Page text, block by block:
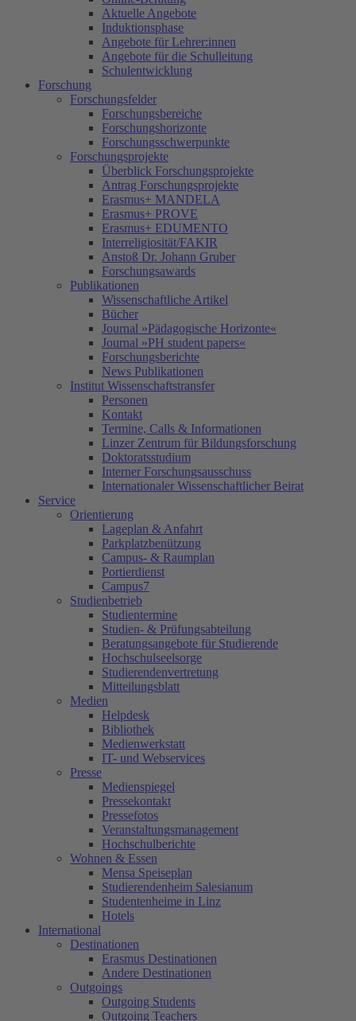
Aktuelle Angebote
Induktionsphase
Angebote für Lehrer:innen
Angebote für die Schulleitung
Schulentwicklung
Forschung
Forschungsfelder
Forschungsbereiche
Forschungshorizonte
Forschungsschwerpunkte
Forschungsprojekte
Überblick Forschungsprojekte
Antrag Forschungsprojekte
Erasmus+ MANDELA
Erasmus+ PROVE
Erasmus+ EDUMENTO
Interreligiosität/FAKIR
Anstoß Dr. Johann Gruber
Forschungsawards
Publikationen
Wissenschaftliche Artikel
Bücher
Journal »Pädagogische Horizonte«
Journal »PH student papers«
Forschungsberichte
News Publikationen
Institut Wissenschaftstransfer
Personen
Kontakt
Termine, Calls & Informationen
Linzer Zentrum für Bildungsforschung
Doktoratsstudium
Interner Forschungsausschuss
Internationaler Wissenschaftlicher Beirat
Service
Orientierung
Lageplan & Anfahrt
Parkplatzbenützung
Campus- & Raumplan
Portierdienst
Campus7
Studienbetrieb
Studientermine
Studien- & Prüfungsabteilung
Beratungsangebote für Studierende
Hochschulseelsorge
Studierendenvertretung
Mitteilungsblatt
Medien
Helpdesk
Bibliothek
Medienwerkstatt
IT- und Webservices
Presse
Medienspiegel
Pressekontakt
Pressefotos
Veranstaltungsmanagement
Hochschulberichte
Wohnen & Essen
Mensa Speiseplan
Studierendenheim Salesianum
Studentenheime in Linz
Hotels
International
Destinationen
Erasmus Destinationen
Andere Destinationen
Outgoings
Outgoing Students
Outgoing Teachers